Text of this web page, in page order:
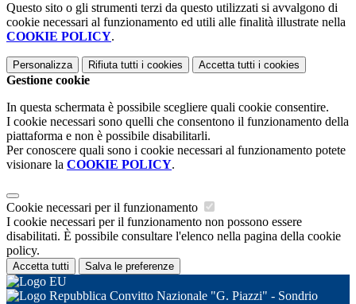
Questo sito o gli strumenti terzi da questo utilizzati si avvalgono di
cookie necessari al funzionamento ed utili alle finalità illustrate nella
COOKIE POLICY.
Personalizza Rifiuta tutti i cookies Accetta tutti i cookies
Gestione cookie
In questa schermata è possibile scegliere quali cookie consentire.
I cookie necessari sono quelli che consentono il funzionamento della
piattaforma e non è possibile disabilitarli.
Per conoscere quali sono i cookie necessari al funzionamento potete
visionare la COOKIE POLICY.
Cookie necessari per il funzionamento
I cookie necessari per il funzionamento non possono essere
disabilitati. È possibile consultare l'elenco nella pagina della cookie
policy.
Accetta tutti Salva le preferenze
Convitto Nazionale "G. Piazzi" - Sondrio